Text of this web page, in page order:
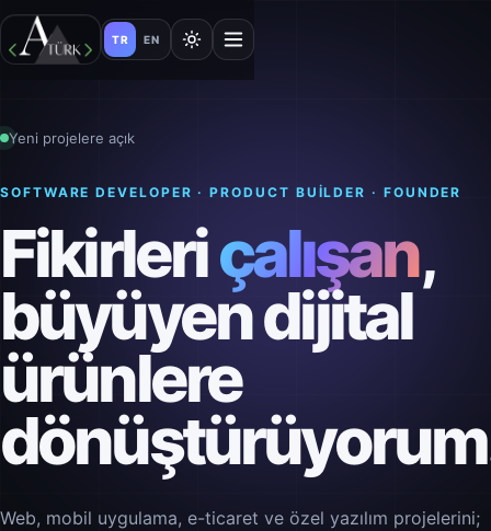
TR EN
Yeni projelere açık
SOFTWARE DEVELOPER · PRODUCT BUILDER · FOUNDER
Fikirleriçalışan,
büyüyen dijital
ürünlere
Web, mobil uygulama, e-ticaret ve özel yazılım projelerini;